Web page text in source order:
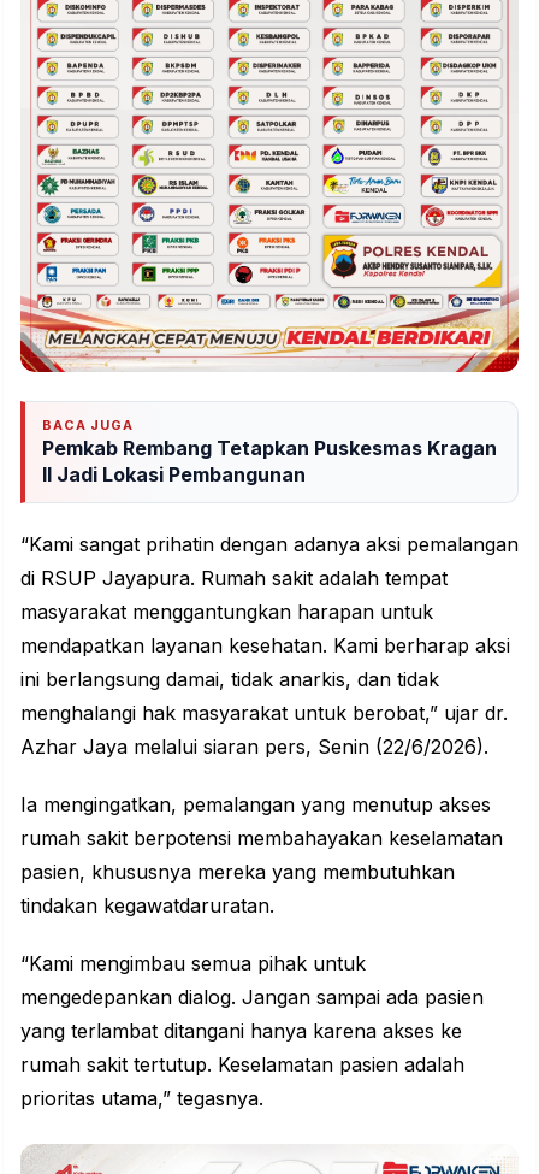
BACA JUGA
Pemkab Rembang Tetapkan Puskesmas Kragan
II Jadi Lokasi Pembangunan
“Kami sangat prihatin dengan adanya aksi pemalangan
di RSUP Jayapura. Rumah sakit adalah tempat
masyarakat menggantungkan harapan untuk
mendapatkan layanan kesehatan. Kami berharap aksi
ini berlangsung damai, tidak anarkis, dan tidak
menghalangi hak masyarakat untuk berobat,” ujar dr.
Azhar Jaya melalui siaran pers, Senin (22/6/2026).
Ia mengingatkan, pemalangan yang menutup akses
rumah sakit berpotensi membahayakan keselamatan
pasien, khususnya mereka yang membutuhkan
tindakan kegawatdaruratan.
“Kami mengimbau semua pihak untuk
mengedepankan dialog. Jangan sampai ada pasien
yang terlambat ditangani hanya karena akses ke
rumah sakit tertutup. Keselamatan pasien adalah
prioritas utama,” tegasnya.